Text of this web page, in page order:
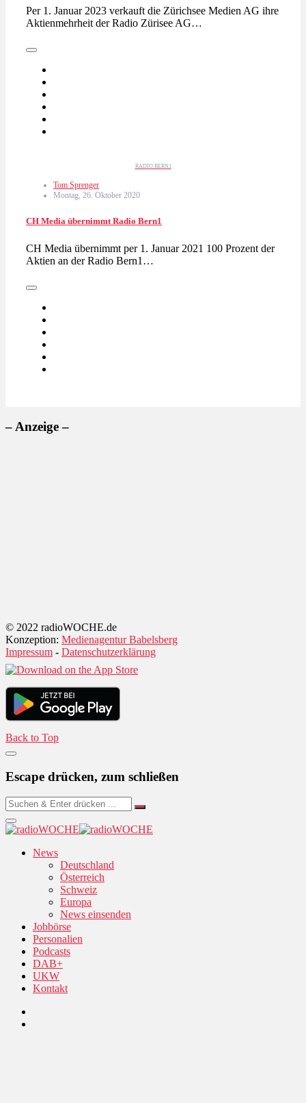
Per 1. Januar 2023 verkauft die Zürichsee Medien AG ihre
Aktienmehrheit der Radio Zürisee AG…
RADIO BERN1
Tom Sprenger
Montag, 26. Oktober 2020
CH Media übernimmt Radio Bern1
CH Media übernimmt per 1. Januar 2021 100 Prozent der
Aktien an der Radio Bern1…
– Anzeige –
© 2022 radioWOCHE.de
Konzeption: Medienagentur Babelsberg
Impressum - Datenschutzerklärung
Back to Top
Escape drücken, zum schließen
News
Deutschland
Österreich
Schweiz
Europa
News einsenden
Jobbörse
Personalien
Podcasts
DAB+
UKW
Kontakt